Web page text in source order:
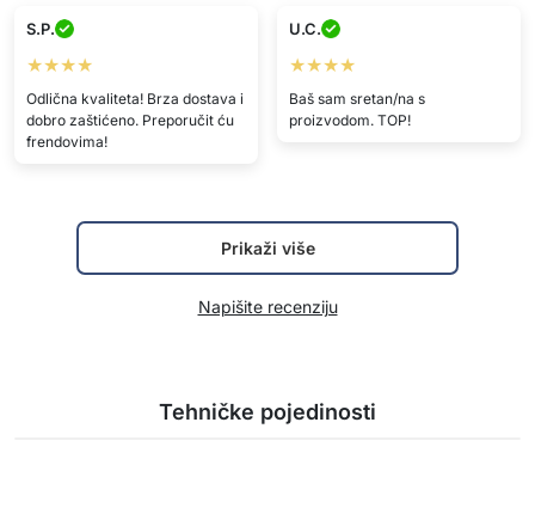
S.P.
★★★★
Odlična kvaliteta! Brza dostava i
dobro zaštićeno. Preporučit ću
frendovima!
U.C.
★★★★
Baš sam sretan/na s
proizvodom. TOP!
Prikaži više
Napišite recenziju
Tehničke pojedinosti